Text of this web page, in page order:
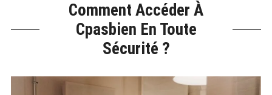
Comment Accéder À
Cpasbien En Toute
Sécurité ?